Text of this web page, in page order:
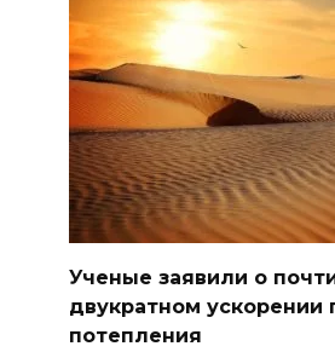
Ученые заявили о
двукратном ускорении
потепления